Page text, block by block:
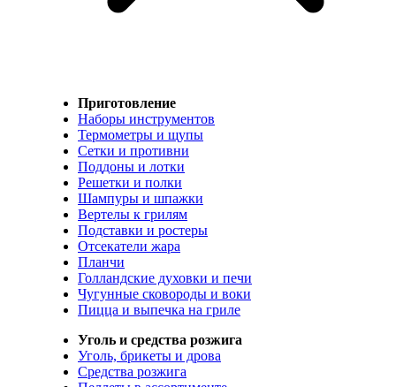
Приготовление
Наборы инструментов
Термометры и щупы
Сетки и противни
Поддоны и лотки
Решетки и полки
Шампуры и шпажки
Вертелы к грилям
Подставки и ростеры
Отсекатели жара
Планчи
Голландские духовки и печи
Чугунные сковороды и воки
Пицца и выпечка на гриле
Уголь и средства розжига
Уголь, брикеты и дрова
Средства розжига